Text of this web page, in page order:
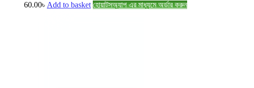
60.00৳ Add to basket হোয়াটসঅ্যাপ এর মাধ্যমে অর্ডার করুন